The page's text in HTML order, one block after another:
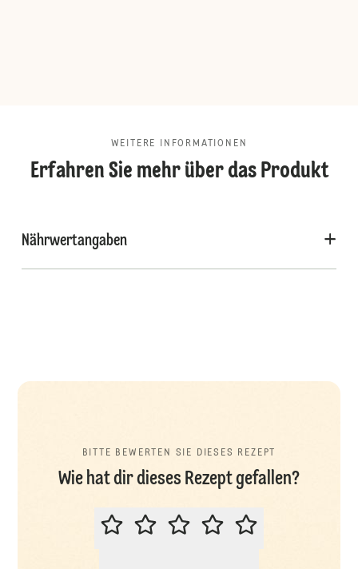
WEITERE INFORMATIONEN
Erfahren Sie mehr über das Produkt
Nährwertangaben
BITTE BEWERTEN SIE DIESES REZEPT
Wie hat dir dieses Rezept gefallen?
BITTE BEWERTEN SIE DIESES